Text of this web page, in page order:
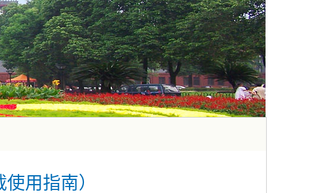
用指南）